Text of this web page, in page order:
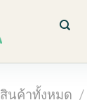
สินค้าทั้งหมด /